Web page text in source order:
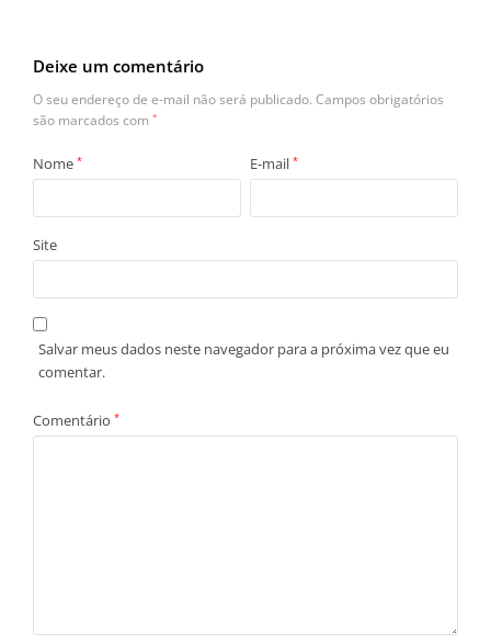
Deixe um comentário
O seu endereço de e-mail não será publicado. Campos obrigatórios
são marcados com *
Nome * E-mail *
Site
Salvar meus dados neste navegador para a próxima vez que eu
comentar.
Comentário *